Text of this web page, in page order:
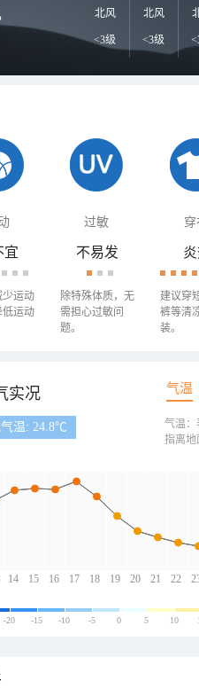
北风
<3级
北风
<3级
过敏 穿
宜
少运动
低运动
不易发
除特殊体质，无
需担心过敏问
题。
建议穿
裤等清
装。
实况 气温
温: 24.8℃
14 15 16 17 18 19 20 21 22
气温：
指离地
-20 -15 -10 -5 0 5 10